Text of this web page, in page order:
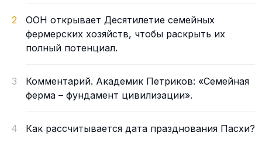
2
ООН открывает Десятилетие семейных
фермерских хозяйств, чтобы раскрыть их
полный потенциал.
3
Комментарий. Академик Петриков: «Семейная
ферма – фундамент цивилизации».
4 Как рассчитывается дата празднования Пасхи?